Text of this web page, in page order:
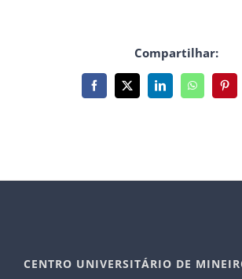
Compartilhar:
Facebook
X LinkedInWhatsApp
CENTRO UNIVERSITÁRIO DE